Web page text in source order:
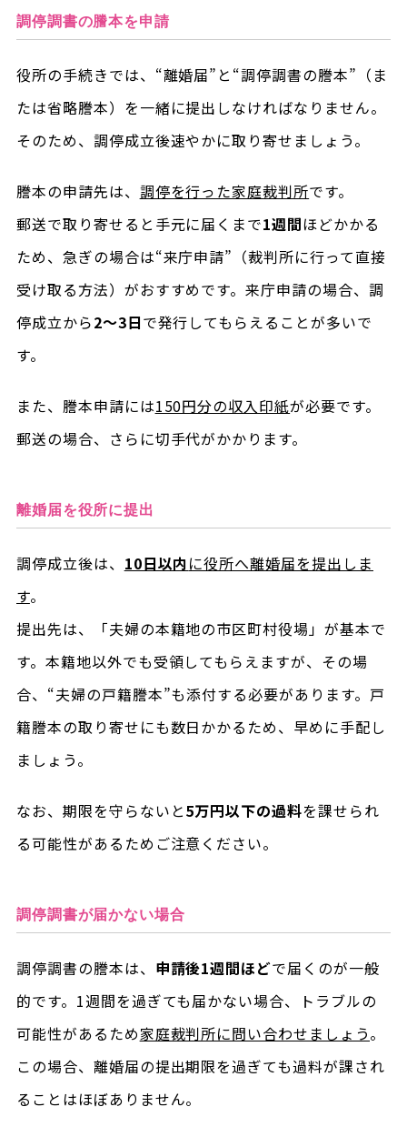
調停調書の謄本を申請
役所の手続きでは、“離婚届”と“調停調書の謄本”（ま
たは省略謄本）を一緒に提出しなければなりません。
そのため、調停成立後速やかに取り寄せましょう。
謄本の申請先は、 調停を行った家庭裁判所です。
郵送で取り寄せると手元に届くまで1週間ほどかかる
ため、急ぎの場合は“来庁申請”（裁判所に行って直接
受け取る方法）がおすすめです。来庁申請の場合、調
停成立から2～3日で発行してもらえることが多いで
す。
また、謄本申請には150円分の収入印紙が必要です。
郵送の場合、さらに切手代がかかります。
離婚届を役所に提出
調停成立後は、 10日以内 に役所へ離婚届を提出しま
す。
提出先は、「夫婦の本籍地の市区町村役場」が基本で
す。本籍地以外でも受領してもらえますが、その場
合、“夫婦の戸籍謄本”も添付する必要があります。戸
籍謄本の取り寄せにも数日かかるため、早めに手配し
ましょう。
なお、期限を守らないと5万円以下の過料を課せられ
る可能性があるためご注意ください。
調停調書が届かない場合
調停調書の謄本は、 申請後1週間ほどで届くのが一般
的です。1週間を過ぎても届かない場合、トラブルの
可能性があるため家庭裁判所に問い合わせましょう。
この場合、離婚届の提出期限を過ぎても過料が課され
ることはほぼありません。